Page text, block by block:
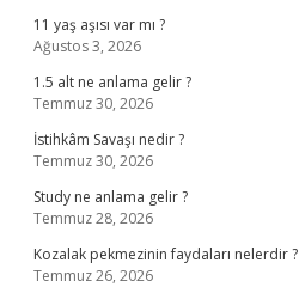
11 yaş aşısı var mı ?
Ağustos 3, 2026
1.5 alt ne anlama gelir ?
Temmuz 30, 2026
İstihkâm Savaşı nedir ?
Temmuz 30, 2026
Study ne anlama gelir ?
Temmuz 28, 2026
Kozalak pekmezinin faydaları nelerdir ?
Temmuz 26, 2026